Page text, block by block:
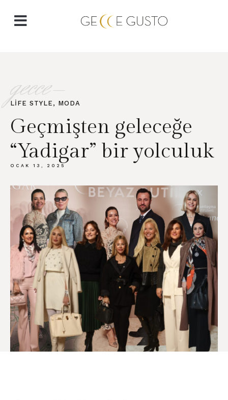
gecce-
LIFE STYLE, MODA
Geçmişten geleceğe
“Yadigar” bir yolculuk
OCAK 13, 2025